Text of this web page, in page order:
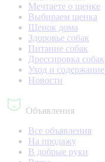
Мечтаете о щенке
Выбираем щенка
Щенок дома
Здоровье собак
Питание собак
Дрессировка собак
Уход и содержание
Новости
Объявления
Все объявления
На продажу
В добрые руки